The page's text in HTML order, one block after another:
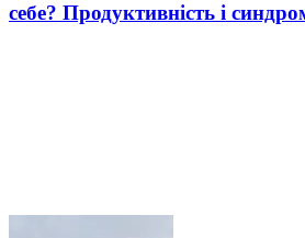
себе? Продуктивність і